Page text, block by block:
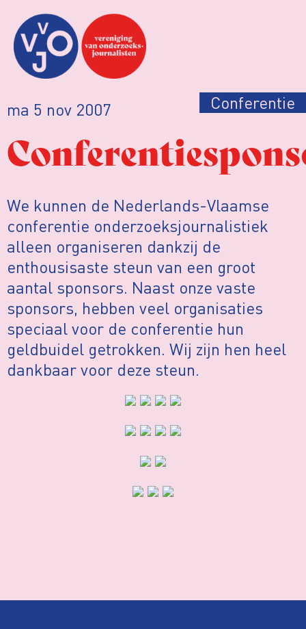
ma 5 nov 2007 Conferentie
We kunnen de Nederlands-Vlaamse
conferentie onderzoeksjournalistiek
alleen organiseren dankzij de
enthousisaste steun van een groot
aantal sponsors. Naast onze vaste
sponsors, hebben veel organisaties
speciaal voor de conferentie hun
geldbuidel getrokken. Wij zijn hen heel
dankbaar voor deze steun.